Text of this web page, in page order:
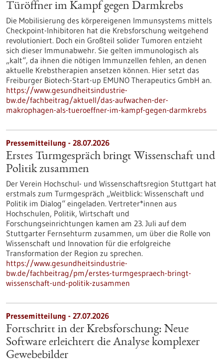
Türöffner im Kampf gegen Darmkrebs
Die Mobilisierung des körpereigenen Immunsystems mittels
Checkpoint-Inhibitoren hat die Krebsforschung weitgehend
revolutioniert. Doch ein Großteil solider Tumoren entzieht
sich dieser Immunabwehr. Sie gelten immunologisch als
„kalt“, da ihnen die nötigen Immunzellen fehlen, an denen
aktuelle Krebstherapien ansetzen können. Hier setzt das
Freiburger Biotech-Start-up EMUNO Therapeutics GmbH an.
https://www.gesundheitsindustrie-
bw.de/fachbeitrag/aktuell/das-aufwachen-der-
makrophagen-als-tueroeffner-im-kampf-gegen-darmkrebs
Pressemitteilung - 28.07.2026
Erstes Turmgespräch bringt Wissenschaft und
Politik zusammen
Der Verein Hochschul- und Wissenschaftsregion Stuttgart hat
erstmals zum Turmgespräch „Weitblick: Wissenschaft und
Politik im Dialog“ eingeladen. Vertreter*innen aus
Hochschulen, Politik, Wirtschaft und
Forschungseinrichtungen kamen am 23. Juli auf dem
Stuttgarter Fernsehturm zusammen, um über die Rolle von
Wissenschaft und Innovation für die erfolgreiche
Transformation der Region zu sprechen.
https://www.gesundheitsindustrie-
bw.de/fachbeitrag/pm/erstes-turmgespraech-bringt-
wissenschaft-und-politik-zusammen
Pressemitteilung - 27.07.2026
Fortschritt in der Krebsforschung: Neue
Software erleichtert die Analyse komplexer
Gewebebilder